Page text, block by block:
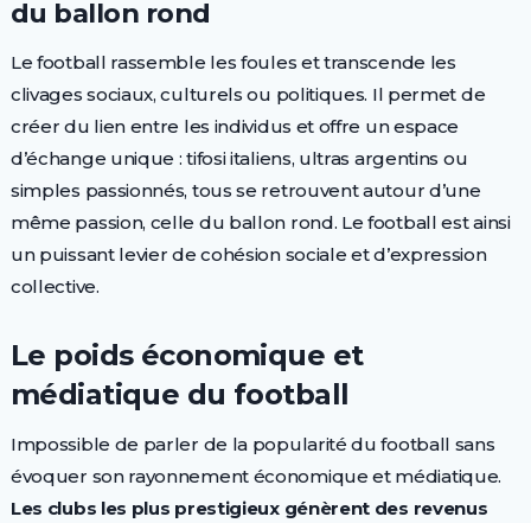
du ballon rond
Le football rassemble les foules et transcende les
clivages sociaux, culturels ou politiques. Il permet de
créer du lien entre les individus et offre un espace
d’échange unique : tifosi italiens, ultras argentins ou
simples passionnés, tous se retrouvent autour d’une
même passion, celle du ballon rond. Le football est ainsi
un puissant levier de cohésion sociale et d’expression
collective.
Le poids économique et
médiatique du football
Impossible de parler de la popularité du football sans
évoquer son rayonnement économique et médiatique.
Les clubs les plus prestigieux génèrent des revenus